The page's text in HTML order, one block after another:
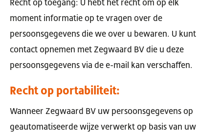
Recht op toegang: U hebt het recht om op elk
moment informatie op te vragen over de
persoonsgegevens die we over u bewaren. U kunt
contact opnemen met Zegwaard BV die u deze
persoonsgegevens via de e-mail kan verschaffen.
Recht op portabiliteit:
Wanneer Zegwaard BV uw persoonsgegevens op
geautomatiseerde wijze verwerkt op basis van uw